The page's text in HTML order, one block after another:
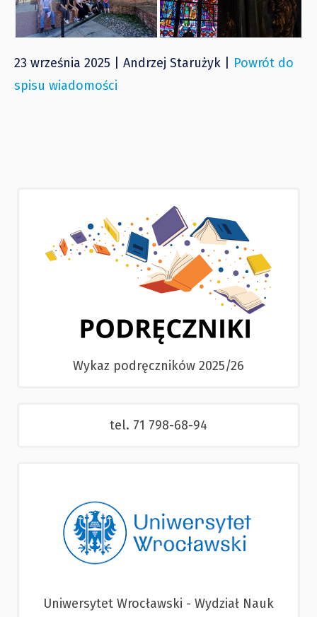
23 września 2025 | Andrzej Starużyk | Powrót do
spisu wiadomości
Wykaz podręczników 2025/26
tel. 71 798-68-94
Uniwersytet Wrocławski - Wydział Nauk